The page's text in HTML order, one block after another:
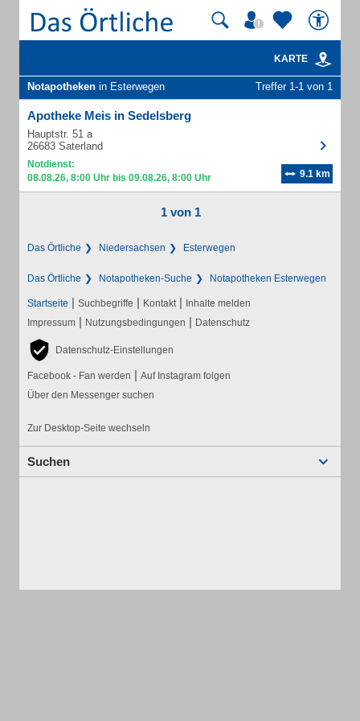
KARTE
Notapotheken in Esterwegen Treffer 1-1 von 1
Apotheke Meis in Sedelsberg
Hauptstr. 51 a
26683 Saterland
Notdienst:
08.08.26, 8:00 Uhr bis 09.08.26, 8:00 Uhr
9.1 km
1 von 1
Das Örtliche Niedersachsen Esterwegen
Das Örtliche Notapotheken-Suche Notapotheken Esterwegen
Startseite | Suchbegriffe | Kontakt | Inhalte melden
Impressum | Nutzungsbedingungen | Datenschutz
Datenschutz-Einstellungen
Facebook - Fan werden | Auf Instagram folgen
Über den Messenger suchen
Zur Desktop-Seite wechseln
Suchen